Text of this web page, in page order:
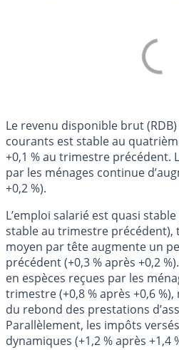
Le revenu disponible brut
courants est stable au
+0,1 % au trimestre précédent.
par les ménages continue
+0,2 %).
L’emploi salarié est quasi
stable au trimestre précédent),
moyen par tête augmente un
précédent (+0,3 % après +0,2
en espèces reçues par les
trimestre (+0,8 % après +0,6
du rebond des prestations
Parallèlement, les impôts
dynamiques (+1,2 % après +1,4